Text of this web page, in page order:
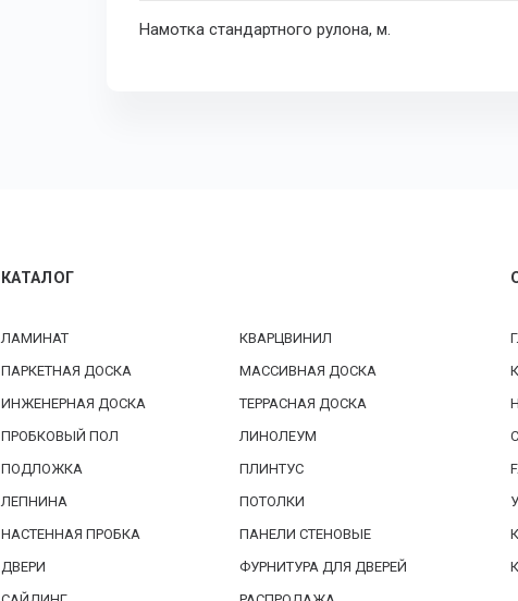
Намотка стандартного рулона, м.
КАТАЛОГ
ЛАМИНАТ
КВАРЦВИНИЛ
ПАРКЕТНАЯ ДОСКА
МАССИВНАЯ ДОСКА
ИНЖЕНЕРНАЯ ДОСКА
ТЕРРАСНАЯ ДОСКА
ПРОБКОВЫЙ ПОЛ
ЛИНОЛЕУМ
ПОДЛОЖКА
ПЛИНТУС
ЛЕПНИНА
ПОТОЛКИ
НАСТЕННАЯ ПРОБКА
ПАНЕЛИ СТЕНОВЫЕ
ДВЕРИ
ФУРНИТУРА ДЛЯ ДВЕРЕЙ